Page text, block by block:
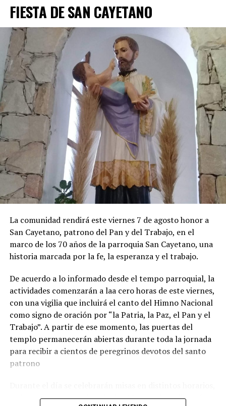
FIESTA DE SAN CAYETANO
La comunidad rendirá este viernes 7 de agosto honor a
San Cayetano, patrono del Pan y del Trabajo, en el
marco de los 70 años de la parroquia San Cayetano, una
historia marcada por la fe, la esperanza y el trabajo.
De acuerdo a lo informado desde el tempo parroquial, la
actividades comenzarán a laa cero horas de este viernes,
con una vigilia que incluirá el canto del Himno Nacional
como signo de oración por “la Patria, la Paz, el Pan y el
Trabajo”. A partir de ese momento, las puertas del
templo permanecerán abiertas durante toda la jornada
para recibir a cientos de peregrinos devotos del santo
patrono
y el momento central será a las 15, cuando se llevará